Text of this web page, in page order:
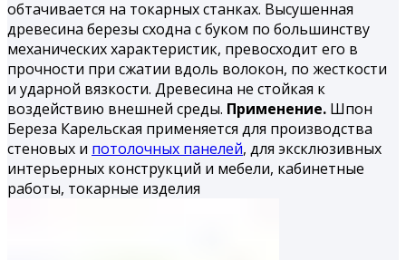
обтачивается на токарных станках. Высушенная
древесина березы сходна с буком по большинству
механических характеристик, превосходит его в
прочности при сжатии вдоль волокон, по жесткости
и удар­ной вязкости. Древесина не стойкая к
воздействию внешней среды. Применение. Шпон
Береза Карельская применяется для производства
стеновых и потолочных панелей, для эксклюзивных
интерьерных конструкций и мебели, кабинетные
работы, токарные из­делия